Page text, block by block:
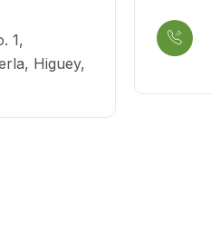
1,
Higuey,